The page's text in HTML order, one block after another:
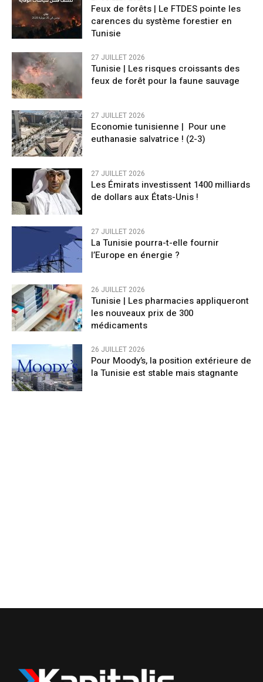
Feux de forêts | Le FTDES pointe les
carences du système forestier en
Tunisie
27 JUILLET 2026
Tunisie | Les risques croissants des
feux de forêt pour la faune sauvage
27 JUILLET 2026
Economie tunisienne | Pour une
euthanasie salvatrice ! (2-3)
27 JUILLET 2026
Les Émirats investissent 1400 milliards
de dollars aux États-Unis !
27 JUILLET 2026
La Tunisie pourra-t-elle fournir
l’Europe en énergie ?
26 JUILLET 2026
Tunisie | Les pharmacies appliqueront
les nouveaux prix de 300
médicaments
26 JUILLET 2026
Pour Moody’s, la position extérieure de
la Tunisie est stable mais stagnante